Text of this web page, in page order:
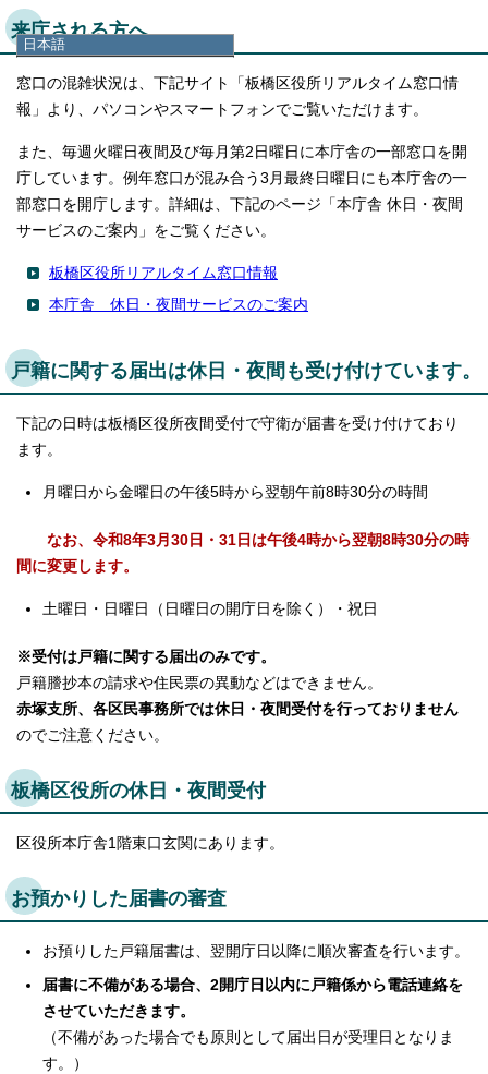
日本語
English
한국어
繁體中文
来庁される方へ
窓口の混雑状況は、下記サイト「板橋区役所リアルタイム窓口情
報」より、パソコンやスマートフォンでご覧いただけます。
また、毎週火曜日夜間及び毎月第2日曜日に本庁舎の一部窓口を開
庁しています。例年窓口が混み合う3月最終日曜日にも本庁舎の一
部窓口を開庁します。詳細は、下記のページ「本庁舎 休日・夜間
サービスのご案内」をご覧ください。
板橋区役所リアルタイム窓口情報
本庁舎 休日・夜間サービスのご案内
戸籍に関する届出は休日・夜間も受け付けています。
下記の日時は板橋区役所夜間受付で守衛が届書を受け付けており
ます。
月曜日から金曜日の午後5時から翌朝午前8時30分の時間
なお、令和8年3月30日・31日は午後4時から翌朝8時30分の時
間に変更します。
土曜日・日曜日（日曜日の開庁日を除く）・祝日
※受付は戸籍に関する届出のみです。
戸籍謄抄本の請求や住民票の異動などはできません。
赤塚支所、各区民事務所では休日・夜間受付を行っておりません
のでご注意ください。
板橋区役所の休日・夜間受付
区役所本庁舎1階東口玄関にあります。
お預かりした届書の審査
お預りした戸籍届書は、翌開庁日以降に順次審査を行います。
届書に不備がある場合、2開庁日以内に戸籍係から電話連絡を
させていただきます。
（不備があった場合でも原則として届出日が受理日となりま
す。）